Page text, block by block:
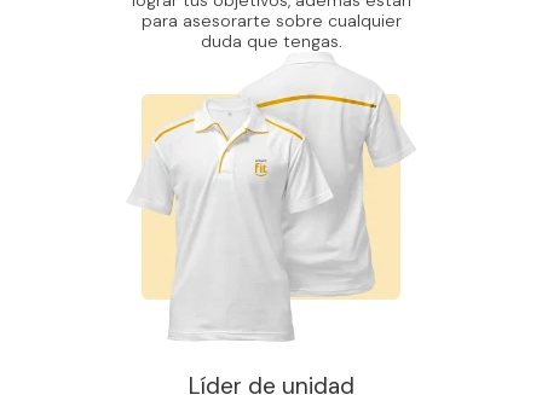
para asesorarte sobre cualquier
duda que tengas.
Líder de unidad